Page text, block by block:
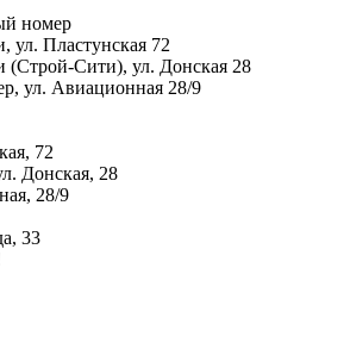
номер
ул. Пластунская 72
(Строй-Сити), ул. Донская 28
ул. Авиационная 28/9
72
Донская, 28
28/9
33